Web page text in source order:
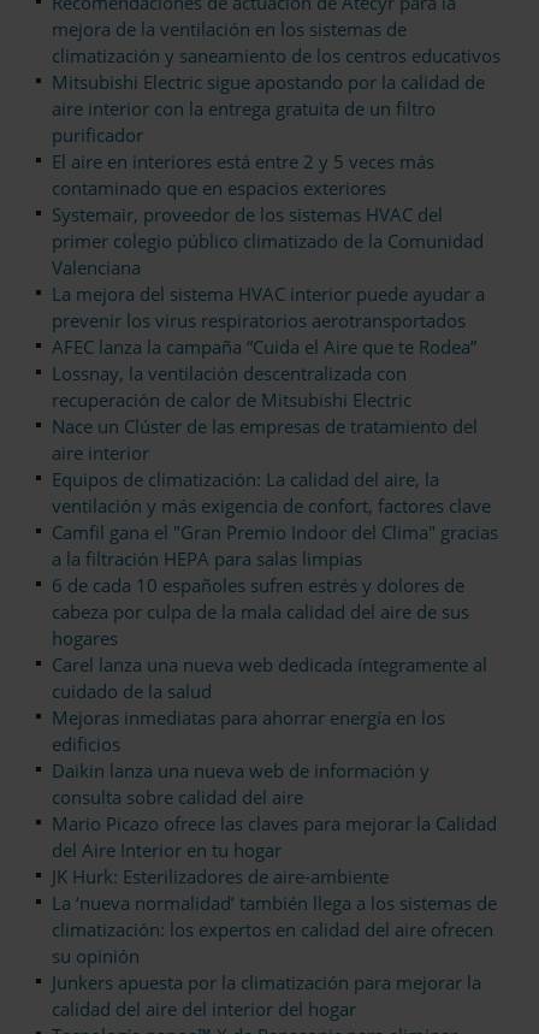
mejora de la ventilación en los sistemas de
climatización y saneamiento de los centros educativos
Mitsubishi Electric sigue apostando por la calidad de
aire interior con la entrega gratuita de un filtro
purificador
El aire en interiores está entre 2 y 5 veces más
contaminado que en espacios exteriores
Systemair, proveedor de los sistemas HVAC del
primer colegio público climatizado de la Comunidad
Valenciana
La mejora del sistema HVAC interior puede ayudar a
prevenir los virus respiratorios aerotransportados
AFEC lanza la campaña “Cuida el Aire que te Rodea”
Lossnay, la ventilación descentralizada con
recuperación de calor de Mitsubishi Electric
Nace un Clúster de las empresas de tratamiento del
aire interior
Equipos de climatización: La calidad del aire, la
ventilación y más exigencia de confort, factores clave
Camfil gana el "Gran Premio Indoor del Clima" gracias
a la filtración HEPA para salas limpias
6 de cada 10 españoles sufren estrés y dolores de
cabeza por culpa de la mala calidad del aire de sus
hogares
Carel lanza una nueva web dedicada íntegramente al
cuidado de la salud
Mejoras inmediatas para ahorrar energía en los
edificios
Daikin lanza una nueva web de información y
consulta sobre calidad del aire
Mario Picazo ofrece las claves para mejorar la Calidad
del Aire Interior en tu hogar
JK Hurk: Esterilizadores de aire-ambiente
La ‘nueva normalidad’ también llega a los sistemas de
climatización: los expertos en calidad del aire ofrecen
su opinión
Junkers apuesta por la climatización para mejorar la
calidad del aire del interior del hogar